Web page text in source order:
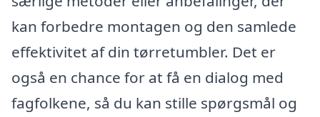
kan forbedre montagen og den samlede
effektivitet af din tørretumbler. Det er
også en chance for at få en dialog med
fagfolkene, så du kan stille spørgsmål og